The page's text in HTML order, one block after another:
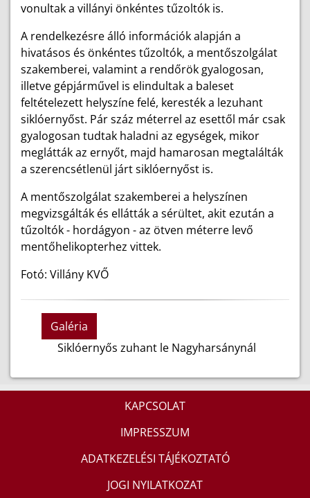
vonultak a villányi önkéntes tűzoltók is.
A rendelkezésre álló információk alapján a
hivatásos és önkéntes tűzoltók, a mentőszolgálat
szakemberei, valamint a rendőrök gyalogosan,
illetve gépjárművel is elindultak a baleset
feltételezett helyszíne felé, keresték a lezuhant
siklóernyőst. Pár száz méterrel az esettől már csak
gyalogosan tudtak haladni az egységek, mikor
meglátták az ernyőt, majd hamarosan megtalálták
a szerencsétlenül járt siklóernyőst is.
A mentőszolgálat szakemberei a helyszínen
megvizsgálták és ellátták a sérültet, akit ezután a
tűzoltók - hordágyon - az ötven méterre levő
mentőhelikopterhez vittek.
Fotó: Villány KVŐ
Galéria
Siklóernyős zuhant le Nagyharsánynál
KAPCSOLAT
IMPRESSZUM
ADATKEZELÉSI TÁJÉKOZTATÓ
JOGI NYILATKOZAT